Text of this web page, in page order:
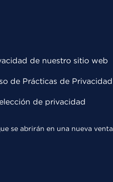
de nuestro sitio web
de Prácticas de Privacidad
de privacidad
se abrirán en una nueva